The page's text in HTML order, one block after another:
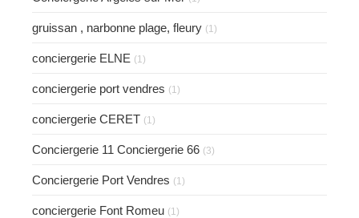
gruissan , narbonne plage, fleury (1)
conciergerie ELNE (1)
conciergerie port vendres (1)
conciergerie CERET (1)
Conciergerie 11 Conciergerie 66 (3)
Conciergerie Port Vendres (1)
conciergerie Font Romeu (1)